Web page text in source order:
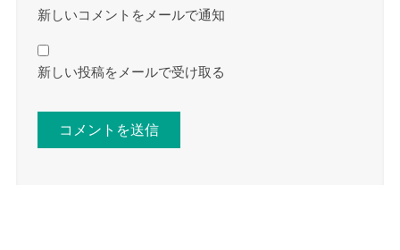
新しいコメントをメールで通知
新しい投稿をメールで受け取る